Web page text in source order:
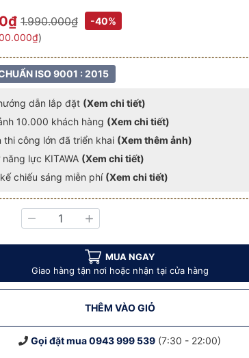
KITAWA - AC.DP06.200
200W Siêu Sáng KITAWA - AC.DP06.200
Pha LED Điện 200W Siêu Sáng KITAWA -
Đèn Pha LED Điện 200W Siêu Sáng
Đèn Pha LED ĐiệnĐèn
1.990.000₫
-40%
)
ISO 9001 : 2015
dẫn lắp đặt (Xem chi tiết)
10.000 khách hàng (Xem chi tiết)
thi công lớn đã triển khai (Xem thêm ảnh)
năng lực KITAWA (Xem chi tiết)
chiếu sáng miễn phí (Xem chi tiết)
Giảm Tăng
MUA NGAY
Giao hàng tận nơi hoặc nhận tại cửa hàng
THÊM VÀO GIỎ
Gọi đặt mua0943 999 539 (7:30 - 22:00)